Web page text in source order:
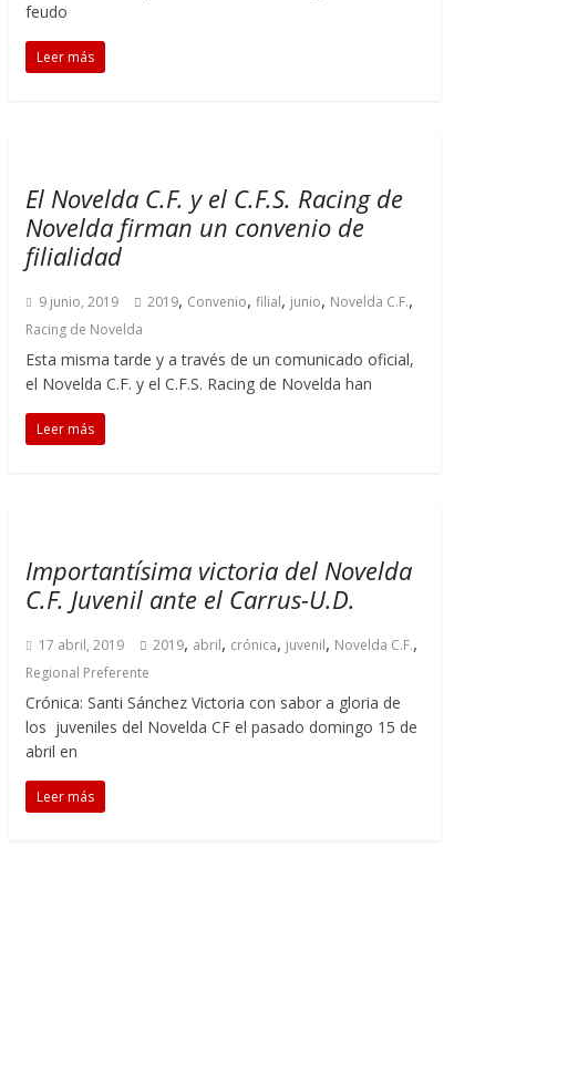
feudo
Leer más
El Novelda C.F. y el C.F.S. Racing de
Novelda firman un convenio de
filialidad
9 junio, 2019 2019, Convenio,filial, junio, Novelda C.F.,
Racing de Novelda
Esta misma tarde y a través de un comunicado oficial,
el Novelda C.F. y el C.F.S. Racing de Novelda han
Leer más
Importantísima victoria del Novelda
C.F. Juvenil ante el Carrus-U.D.
17 abril, 2019 2019, abril, crónica, juvenil, Novelda C.F.,
Regional Preferente
Crónica: Santi Sánchez Victoria con sabor a gloria de
los juveniles del Novelda CF el pasado domingo 15 de
abril en
Leer más